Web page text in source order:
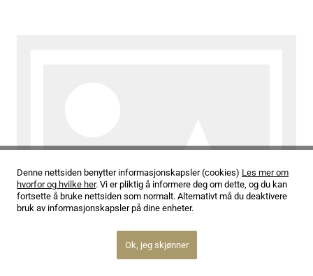
Denne nettsiden benytter informasjonskapsler (cookies) Les mer om
hvorfor og hvilke her. Vi er pliktig å informere deg om dette, og du kan
fortsette å bruke nettsiden som normalt. Alternativt må du deaktivere
bruk av informasjonskapsler på dine enheter.
Ok, jeg skjønner